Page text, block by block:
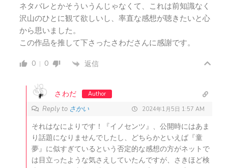
ネタバレとかそういうんじゃなくて、これは前知識なく
沢山のひとに観て欲しいし、率直な感想が聴きたいと心
から思いました。
この作品を推して下さったさわださんに感謝です。
0 0 返信
さわだ Author
Reply to さかい 2024年1月5日 1:57 AM
それはなによりです！『イノセンツ』、公開時にはあま
り話題になりませんでしたし、どちらかといえば『童
夢』に似すぎているという否定的な感想の方がネットで
は目立ったような気さえしていたんですが、さきほど検